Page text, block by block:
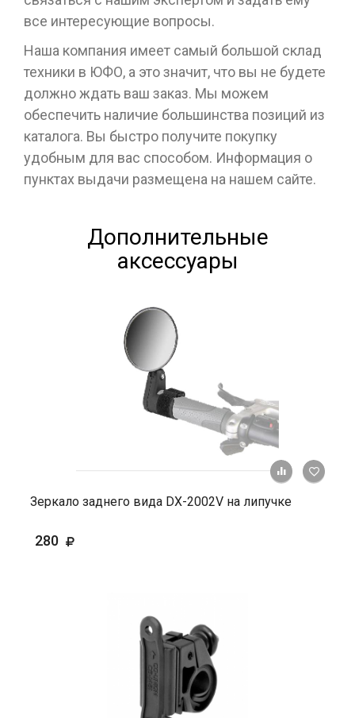
все интересующие вопросы.
Наша компания имеет самый большой склад
техники в ЮФО, а это значит, что вы не будете
должно ждать ваш заказ. Мы можем
обеспечить наличие большинства позиций из
каталога. Вы быстро получите покупку
удобным для вас способом. Информация о
пунктах выдачи размещена на нашем сайте.
Дополнительные
аксессуары
+ К
Зеркало заднего вида DX-2002V на липучке
280